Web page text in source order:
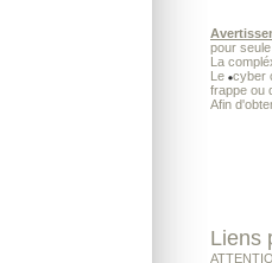
pour
La
Le cyber
frappe ou
Afin
Liens